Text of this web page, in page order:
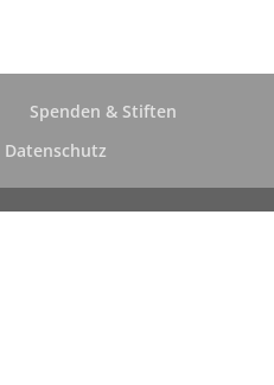
Spenden & Stiften
Datenschutz